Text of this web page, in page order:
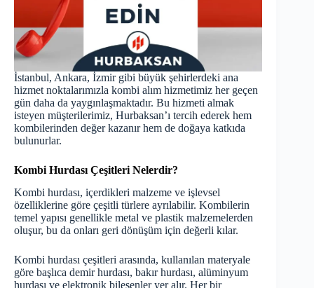
İstanbul, Ankara, İzmir gibi büyük şehirlerdeki ana
hizmet noktalarımızla kombi alım hizmetimiz her geçen
gün daha da yaygınlaşmaktadır. Bu hizmeti almak
isteyen müşterilerimiz, Hurbaksan’ı tercih ederek hem
kombilerinden değer kazanır hem de doğaya katkıda
bulunurlar.
Kombi Hurdası Çeşitleri Nelerdir?
Kombi hurdası, içerdikleri malzeme ve işlevsel
özelliklerine göre çeşitli türlere ayrılabilir. Kombilerin
temel yapısı genellikle metal ve plastik malzemelerden
oluşur, bu da onları geri dönüşüm için değerli kılar.
Kombi hurdası çeşitleri arasında, kullanılan materyale
göre başlıca demir hurdası, bakır hurdası, alüminyum
hurdası ve elektronik bileşenler yer alır. Her bir